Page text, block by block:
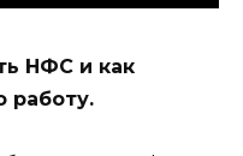
НФС и как
работу.